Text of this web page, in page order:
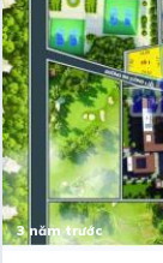
3 năm trước